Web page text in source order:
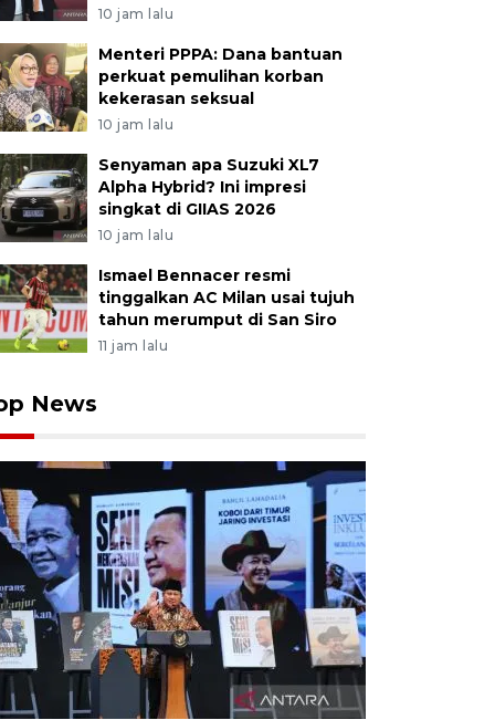
10 jam lalu
Menteri PPPA: Dana bantuan
perkuat pemulihan korban
kekerasan seksual
10 jam lalu
Senyaman apa Suzuki XL7
Alpha Hybrid? Ini impresi
singkat di GIIAS 2026
10 jam lalu
Ismael Bennacer resmi
tinggalkan AC Milan usai tujuh
tahun merumput di San Siro
11 jam lalu
News